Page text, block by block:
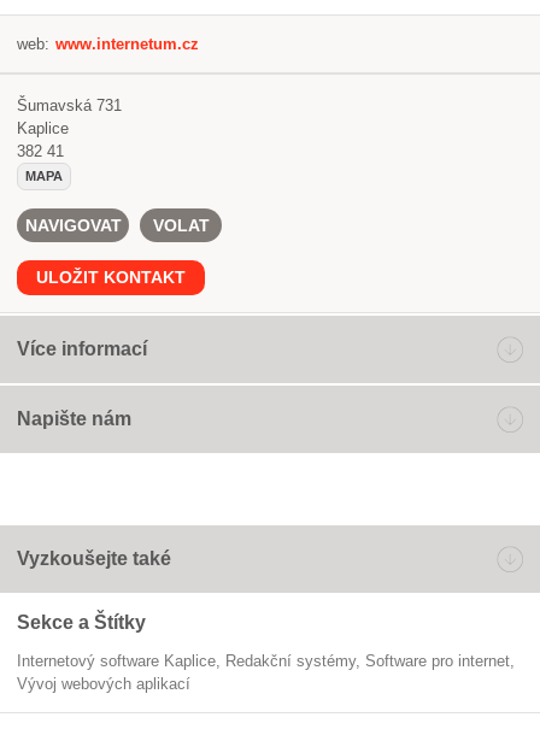
web: www.internetum.cz
Šumavská 731
Kaplice
382 41
MAPA
NAVIGOVAT VOLAT
ULOŽIT KONTAKT
Více informací
Napište nám
Vyzkoušejte také
Sekce a Štítky
Internetový software Kaplice redakční systémy
software pro internet
vývoj webových aplikací